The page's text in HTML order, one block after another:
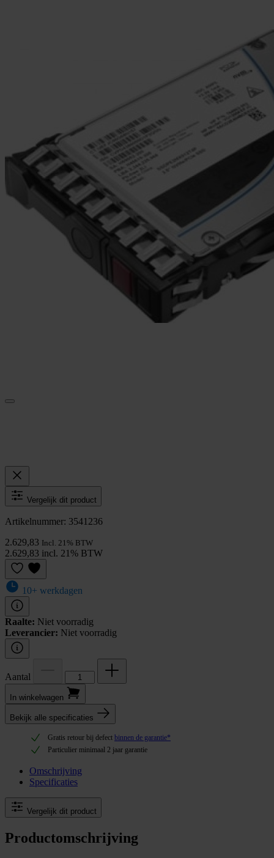
Vergelijk dit product
Artikelnummer: 3541236
2.629,83 Incl. 21% BTW
2.629,83 incl. 21% BTW
10+ werkdagen
Raalte: Niet voorradig
Leverancier: Niet voorradig
Aantal
In winkel­wagen
Bekijk alle specificaties
Gratis retour bij defect binnen de garantie*
Particulier minimaal 2 jaar garantie
Omschrijving
Specificaties
Vergelijk dit product
Productomschrijving